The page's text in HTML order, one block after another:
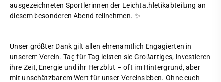
ausgezeichneten Sportlerinnen der Leichtathletikabteilung an
diesem besonderen Abend teilnehmen. ✨
Unser größter Dank gilt allen ehrenamtlich Engagierten in
unserem Verein. Tag für Tag leisten sie Großartiges, investieren
ihre Zeit, Energie und ihr Herzblut – oft im Hintergrund, aber
mit unschätzbarem Wert für unser Vereinsleben. Ohne euch